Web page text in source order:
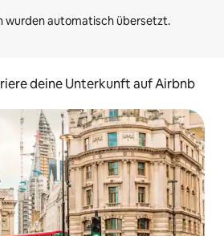
deine Unterkunft auf Airbnb